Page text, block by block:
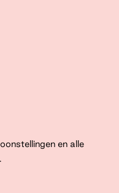
en alle